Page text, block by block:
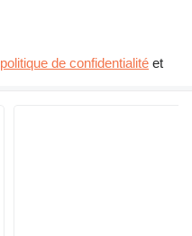
politique de confidentialité et